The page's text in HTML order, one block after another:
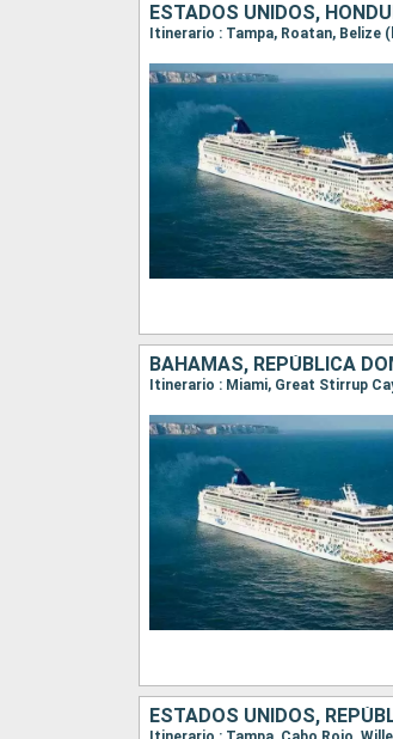
ESTADOS UNIDOS,
Itinerario : Tampa, Roatan, Belize
BAHAMAS, REPÚBLICA
Itinerario : Miami, Great Stirrup
ESTADOS UNIDOS,